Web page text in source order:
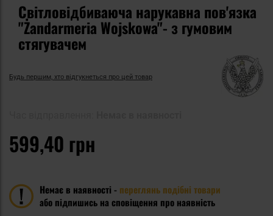
Світловідбиваюча нарукавна пов'язка
"Żandarmeria Wojskowa"- з гумовим
стягувачем
Будь першим, хто відгукнеться про цей товар
599,40 грн
Немає в наявності - переглянь подібні товари
або підпишись на сповіщення про наявність